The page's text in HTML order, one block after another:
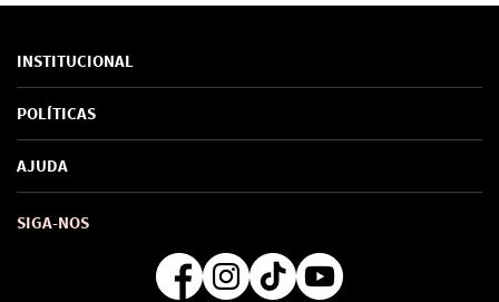
INSTITUCIONAL
Sobre Nós
Marcas
SAC de marcas
POLÍTICAS
Política de Privacidade
Troca e Devoluções
Formas de Pagamento
Regra de Frete Grátis
AJUDA
SIGA-NOS